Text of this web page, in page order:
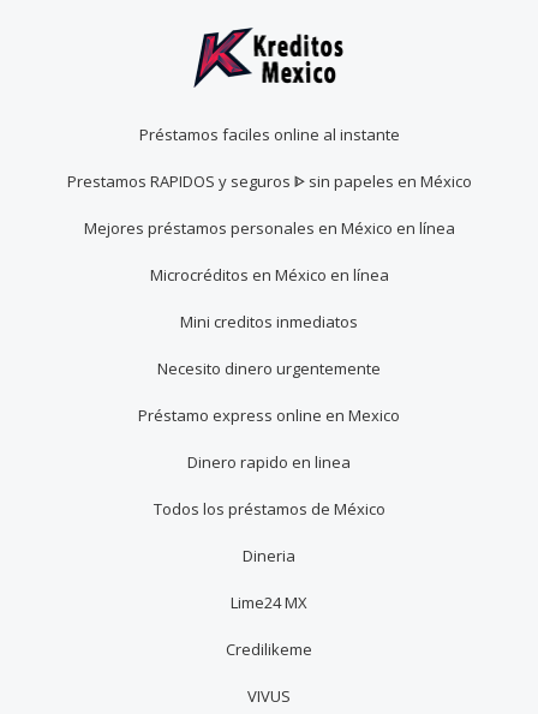
Préstamos faciles online al instante
Prestamos RAPIDOS y seguros ᐈ sin papeles en México
Mejores préstamos personales en México en línea
Microcréditos en México en línea
Mini creditos inmediatos
Necesito dinero urgentemente
Préstamo express online en Mexico
Dinero rapido en linea
Todos los préstamos de México
Dineria
Lime24 MX
Credilikeme
VIVUS